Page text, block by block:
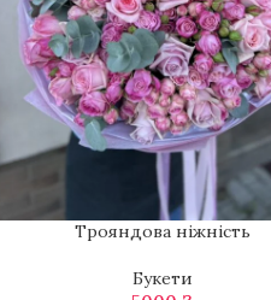
ДОДАТИ В КОШИКТрояндова ніжність
Букети